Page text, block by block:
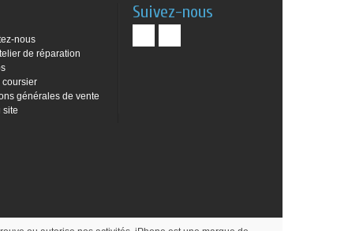
nous
de réparation
coursier
générales de vente
site
Suivez-nous